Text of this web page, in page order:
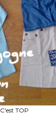
C'est TOP